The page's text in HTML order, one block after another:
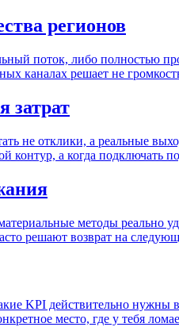
регионов
поток, либо полностью
каналах решает не
затрат
не отклики, а реальные
контур, а когда подключать
методы реально
решают возврат на
KPI действительно
место, где у тебя